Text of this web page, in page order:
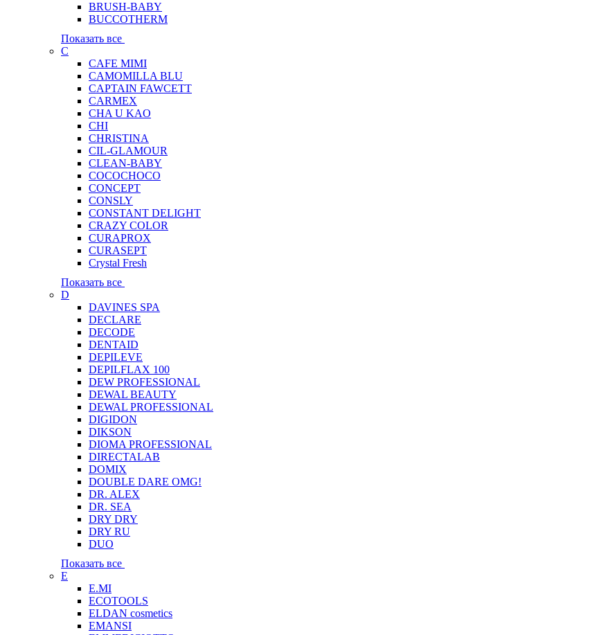
BRUSH-BABY
BUCCOTHERM
Показать все
C
CAFE MIMI
CAMOMILLA BLU
CAPTAIN FAWCETT
CARMEX
CHA U KAO
CHI
CHRISTINA
CIL-GLAMOUR
CLEAN-BABY
COCOCHOCO
CONCEPT
CONSLY
CONSTANT DELIGHT
CRAZY COLOR
CURAPROX
CURASEPT
Crystal Fresh
Показать все
D
DAVINES SPA
DECLARE
DECODE
DENTAID
DEPILEVE
DEPILFLAX 100
DEW PROFESSIONAL
DEWAL BEAUTY
DEWAL PROFESSIONAL
DIGIDON
DIKSON
DIOMA PROFESSIONAL
DIRECTALAB
DOMIX
DOUBLE DARE OMG!
DR. ALEX
DR. SEA
DRY DRY
DRY RU
DUO
Показать все
E
E.MI
ECOTOOLS
ELDAN cosmetics
EMANSI